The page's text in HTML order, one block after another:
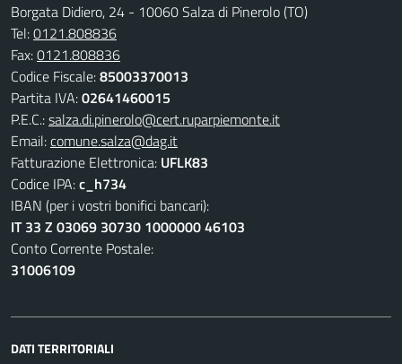
Borgata Didiero, 24 - 10060 Salza di Pinerolo (TO)
Tel:0121.808836
Fax:0121.808836
Codice Fiscale:85003370013
Partita IVA:02641460015
P.E.C.:salza.di.pinerolo@cert.ruparpiemonte.it
Email:comune.salza@dag.it
Fatturazione Elettronica: UFLK83
Codice IPA:c_h734
IBAN (per i vostri bonifici bancari):
IT 33 Z 03069 30730 1000000 46103
Conto Corrente Postale:
31006109
DATI TERRITORIALI